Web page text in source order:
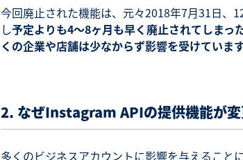
今回廃止された機能は、元々2018年7月31日、
し予定よりも4～8ヶ月も早く廃止されてしまっ
くの企業や店舗は少なからず影響を受けています
2. なぜInstagram APIの提供機能が
多くのビジネスアカウントに影響を与えること